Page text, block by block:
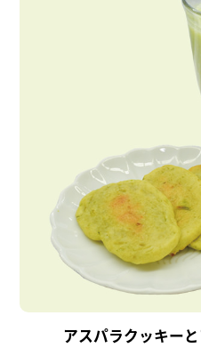
アスパラクッキー